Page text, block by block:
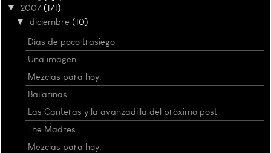
▼ 2007 (171)
▼ diciembre (10)
Días de poco trasiego
Una imagen...
Mezclas para hoy.
Bailarinas
Las Canteras y la avanzadilla del próximo post
The Madres
Mezclas para hoy.